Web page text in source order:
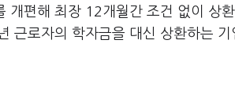
개편해 최장 12개월간 조건 없이 상
근로자의 학자금을 대신 상환하는